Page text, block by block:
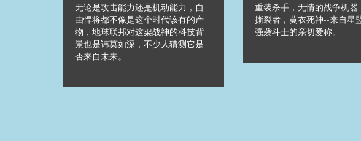
无论是攻击能力还是机动能力，自
由悍将都不像是这个时代该有的产
物，地球联邦对这架战神的科技背
景也是讳莫如深，不少人猜测它是
否来自未来。
重装杀手，无情的战争机器
撕裂者，黄衣死神--来自星
强袭斗士的亲切爱称。